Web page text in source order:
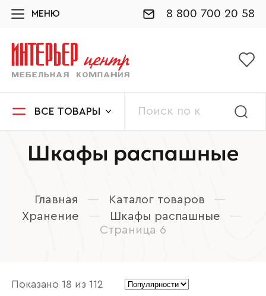
МЕНЮ 8 800 700 20 58
ВСЕ ТОВАРЫ
Шкафы распашные
Главная — Каталог товаров
—
Хранение
— Шкафы распашные
—
Страница 6
Показано 18 из 112